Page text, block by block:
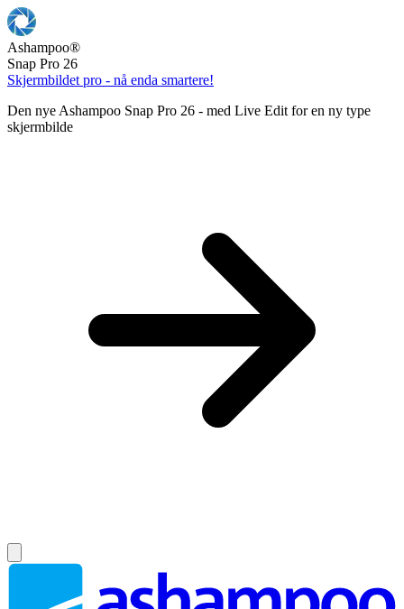
Ashampoo®
Snap Pro 26
Skjermbildet pro - nå enda smartere!
Den nye Ashampoo Snap Pro 26 - med Live Edit for en ny type
skjermbilde